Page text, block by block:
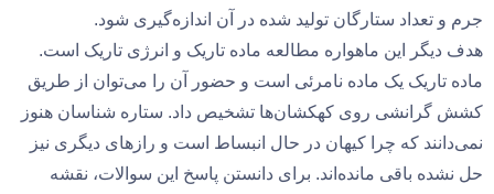
جرم و تعداد ستارگان تولید شده در آن اندازه‌گیری شود.
هدف دیگر این ماهواره مطالعه ماده تاریک و انرژی تاریک است.
ماده تاریک یک ماده نامرئی است و حضور آن را می‌توان از طریق
کشش گرانشی روی کهکشان‌ها تشخیص داد. ستاره شناسان هنوز
نمی‌دانند که چرا کیهان در حال انبساط است و رازهای دیگری نیز
حل نشده باقی مانده‌اند. برای دانستن پاسخ این سوالات، نقشه